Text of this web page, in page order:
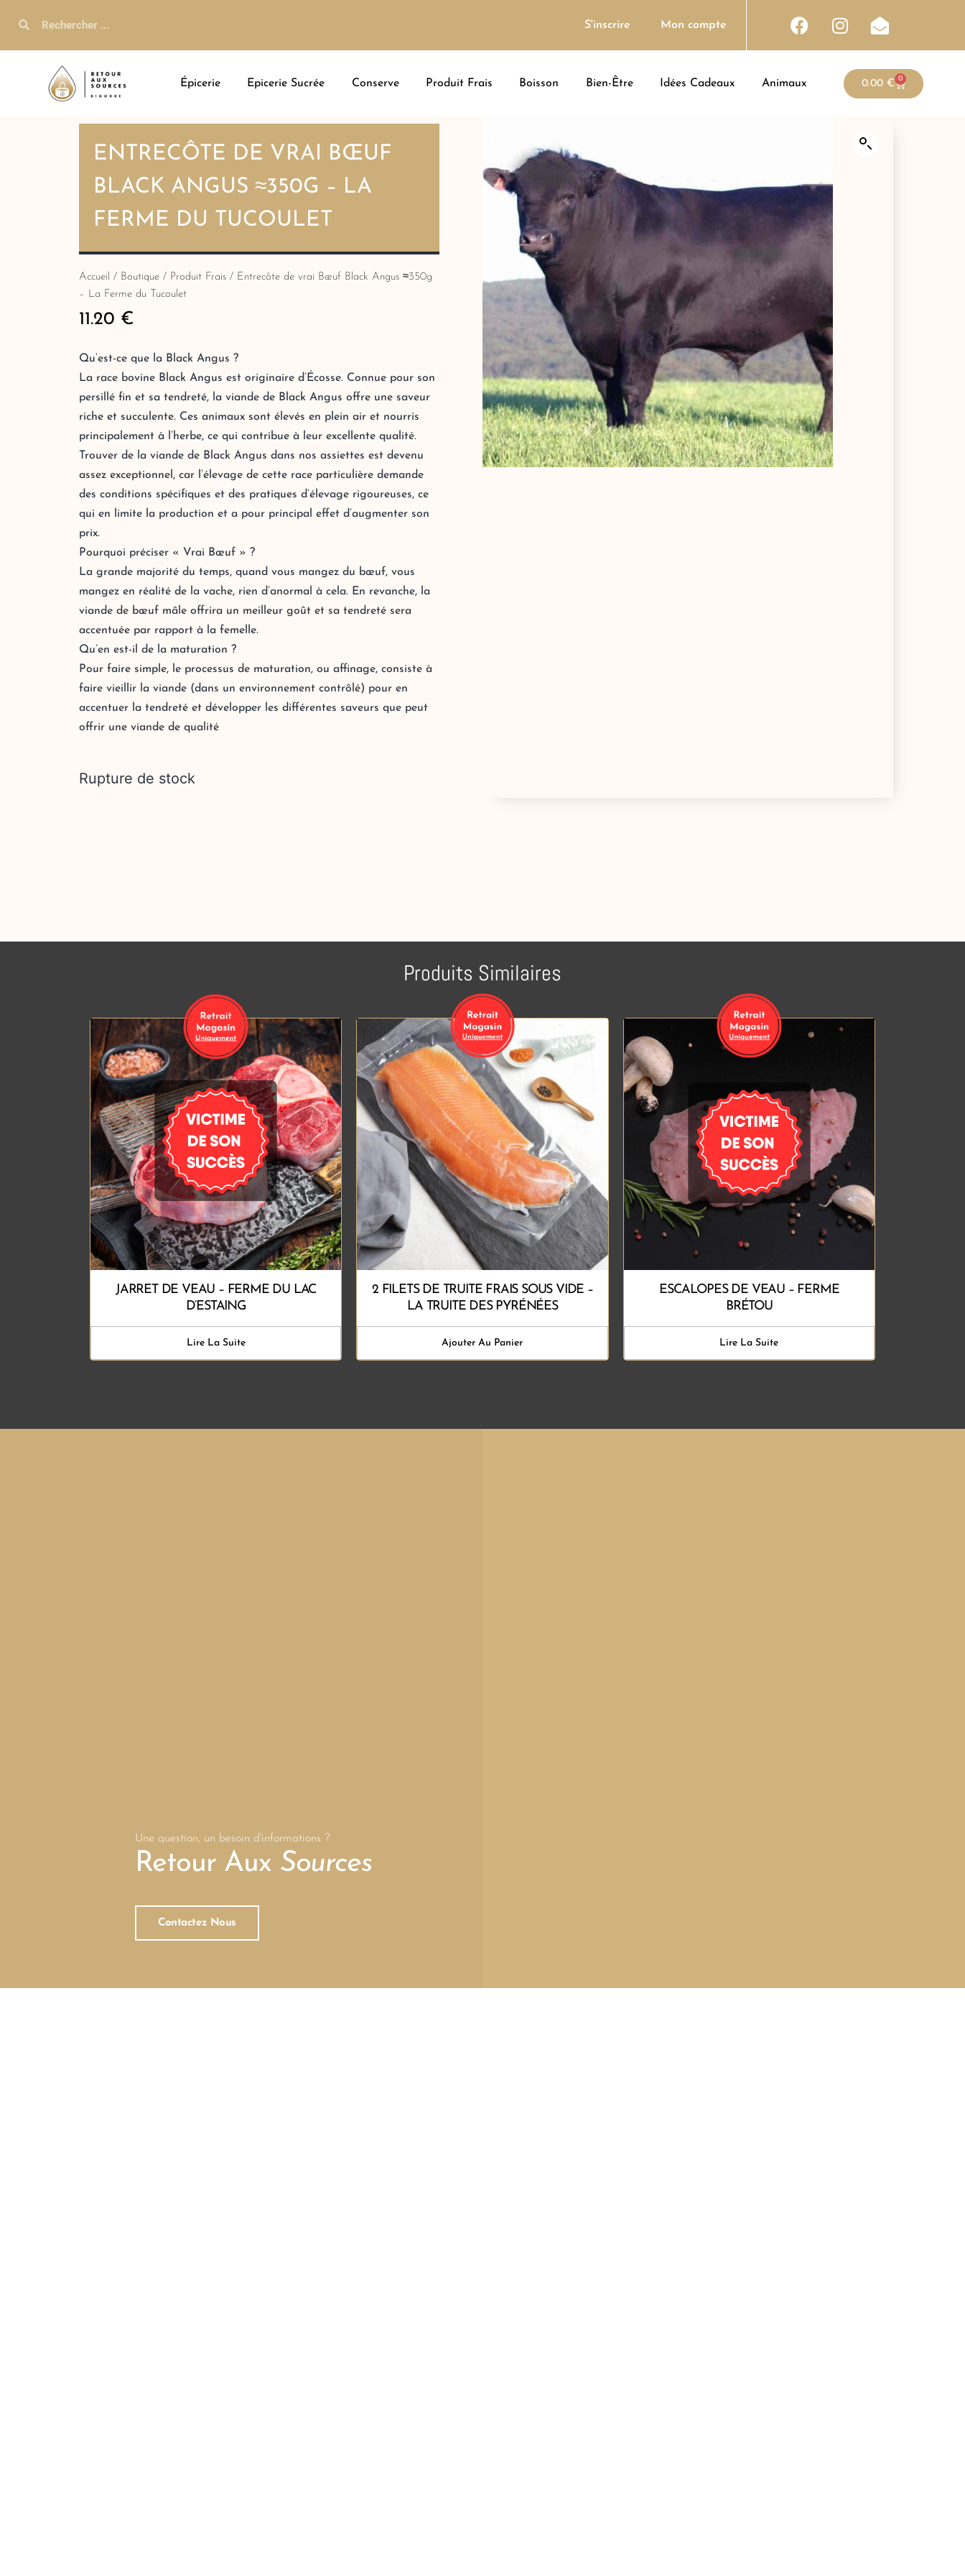
S'inscrire Mon compte
Épicerie Epicerie Sucrée Conserve Produit Frais Boisson Bien-Être Idées Cadeaux Animaux 0.00 € 0
ENTRECÔTE DE VRAI BŒUF
BLACK ANGUS ≈350G – LA
FERME DU TUCOULET
Accueil / Boutique / Produit Frais / Entrecôte de vrai Bœuf Black Angus ≈350g
– La Ferme du Tucoulet
11.20 €
Qu’est-ce que la Black Angus ?
La race bovine Black Angus est originaire d’Écosse. Connue pour son
persillé fin et sa tendreté, la viande de Black Angus offre une saveur
riche et succulente. Ces animaux sont élevés en plein air et nourris
principalement à l’herbe, ce qui contribue à leur excellente qualité.
Trouver de la viande de Black Angus dans nos assiettes est devenu
assez exceptionnel, car l’élevage de cette race particulière demande
des conditions spécifiques et des pratiques d’élevage rigoureuses, ce
qui en limite la production et a pour principal effet d’augmenter son
prix.
Pourquoi préciser « Vrai Bœuf » ?
La grande majorité du temps, quand vous mangez du bœuf, vous
mangez en réalité de la vache, rien d’anormal à cela. En revanche, la
viande de bœuf mâle offrira un meilleur goût et sa tendreté sera
accentuée par rapport à la femelle.
Qu’en est-il de la maturation ?
Pour faire simple, le processus de maturation, ou affinage, consiste à
faire vieillir la viande (dans un environnement contrôlé) pour en
accentuer la tendreté et développer les différentes saveurs que peut
offrir une viande de qualité
Rupture de stock
Produits Similaires
JARRET DE VEAU – FERME DU LAC
D’ESTAING
Lire La Suite
2 FILETS DE TRUITE FRAIS SOUS VIDE –
LA TRUITE DES PYRÉNÉES
Ajouter Au Panier
ESCALOPES DE VEAU – FERME
BRÉTOU
Lire La Suite
Une question, un besoin d'informations ?
Retour Aux Sources
Contactez Nous